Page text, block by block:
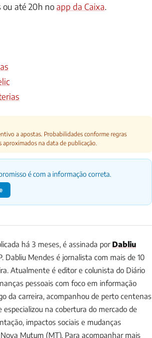
ou até 20h noapp da Caixa.
a apostas. Probabilidades conforme regras
aproximados na data de publicação.
é com a informação correta.
há 3 meses, é assinada por Dabliu
Dabliu Mendes é jornalista com mais de 10
Atualmente é editor e colunista do Diário
pessoais com foco em informação
da carreira, acompanhou de perto centenas
na cobertura do mercado de
impactos sociais e mudanças
Mutum (MT). Para acompanhar mais